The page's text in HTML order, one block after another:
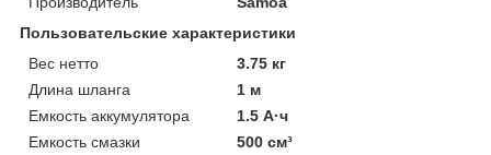
Пользовательские характеристики
Вес нетто
3.75 кг
Длина шланга
1 м
Емкость аккумулятора
1.5 А·ч
Емкость смазки
500 см³